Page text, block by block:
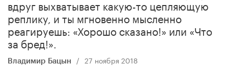
вдруг выхватывает какую-то цепляющую
реплику, и ты мгновенно мысленно
реагируешь: «Хорошо сказано!» или «Что
за бред!».
Владимир Бацын / 27 ноября 2018